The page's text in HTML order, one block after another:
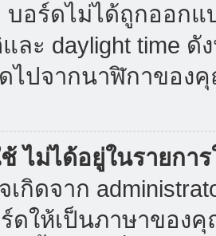
อร์ดไม่ได้ถูกออกแ
ละ daylight time
ไปจากนาฬิกาของ
ไม่ได้อยู่ในรายการ
เกิดจาก
ดให้เป็นภาษาของ